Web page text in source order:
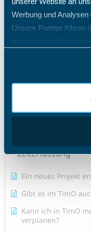
Werbung und Analysen
Unsere Partner führen
mit weiteren Daten
Wie ändere ich
Wie ändere ich die
Schichtplaner -
Teamkalender -
Ticketsystem -
Zeiterfassung
Ein neues Projekt
Gibt es im TimO
Kann ich in TimO
verplanen?